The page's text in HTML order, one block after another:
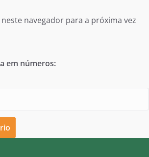
navegador para a próxima vez
em números: